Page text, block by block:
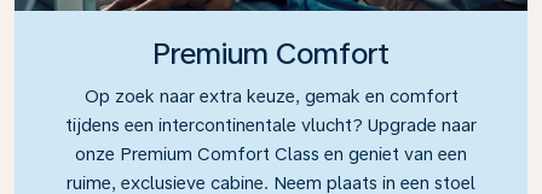
Premium Comfort
Op zoek naar extra keuze, gemak en comfort
tijdens een intercontinentale vlucht? Upgrade naar
onze Premium Comfort Class en geniet van een
ruime, exclusieve cabine. Neem plaats in een stoel